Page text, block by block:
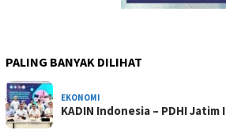
PALING BANYAK DILIHAT
EKONOMI
KADIN Indonesia – PDHI